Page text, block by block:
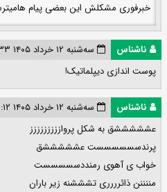
خبرفوری مشکلش این بعضی پیام
ناشناس
سه‌شنبه ۱۲ خرداد ۱۴۰۵ ۲۱:۴۴:۳۳
پوست اندازی دیپلماتیک!
ناشناس
سه‌شنبه ۱۲ خرداد ۱۴۰۵ ۲۱:۵۲:۱۲
عشششششق به شکل پرواززززززززز
پرندسسسسسست عشششششق
خواب ی آهوی رمنددسسسسست
مننننن ذائرررری تشششنه زیر باران